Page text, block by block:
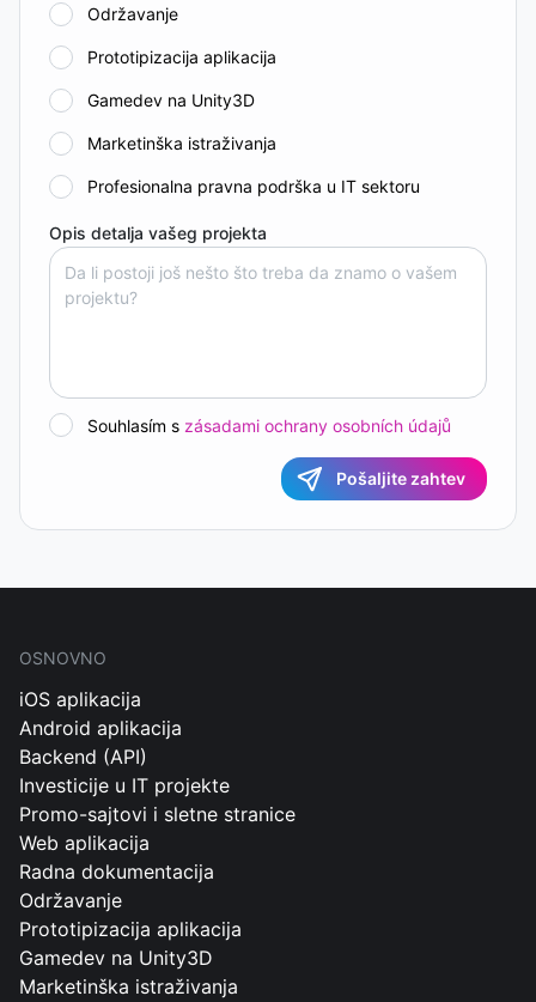
Održavanje
Prototipizacija aplikacija
Gamedev na Unity3D
Marketinška istraživanja
Profesionalna pravna podrška u IT sektoru
Opis detalja vašeg projekta
Souhlasím s zásadami ochrany osobních údajů
Pošaljite zahtev
OSNOVNO
iOS aplikacija
Android aplikacija
Backend (API)
Investicije u IT projekte
Promo-sajtovi i sletne stranice
Web aplikacija
Radna dokumentacija
Održavanje
Prototipizacija aplikacija
Gamedev na Unity3D
Marketinška istraživanja